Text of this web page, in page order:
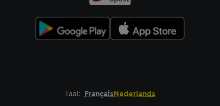
Taal: FrançaisNederlands